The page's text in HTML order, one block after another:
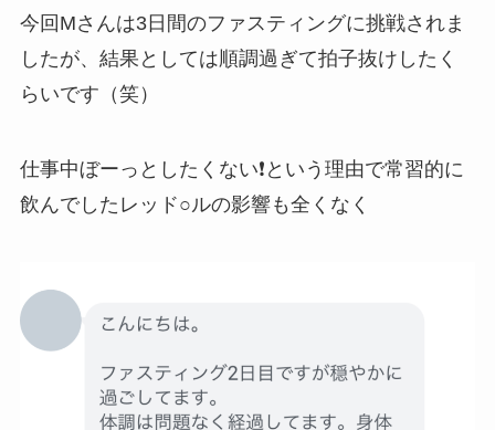
今回Mさんは3日間のファスティングに挑戦されま
したが、結果としては順調過ぎて拍子抜けしたく
らいです（笑）
仕事中ぼーっとしたくない❗️という理由で常習的に
飲んでしたレッド○ルの影響も全くなく